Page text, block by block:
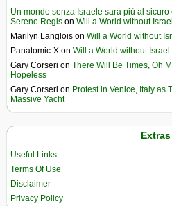
Un mondo senza Israele sarà più al
Sereno Regis on Will a World without
Marilyn Langlois on Will a World without
Panatomic-X on Will a World without
Gary Corseri on There Will Be Times, Oh
Hopeless
Gary Corseri on Protest in Venice, Italy as
Massive Yacht
Extras
Useful Links
Terms Of Use
Disclaimer
Privacy Policy